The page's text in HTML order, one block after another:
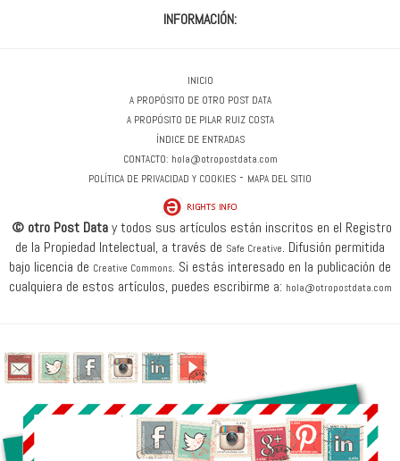
INFORMACIÓN:
INICIO
A PROPÓSITO DE OTRO POST DATA
A PROPÓSITO DE PILAR RUIZ COSTA
ÍNDICE DE ENTRADAS
CONTACTO: hola@otropostdata.com
POLÍTICA DE PRIVACIDAD Y COOKIES - MAPA DEL SITIO
© otro Post Datay todos sus artículos están inscritos en el Registro
de la Propiedad Intelectual, a través de Safe Creative. Difusión permitida
bajo licencia de Creative Commons. Si estás interesado en la publicación de
cualquiera de estos artículos, puedes escribirme a: hola@otropostdata.com